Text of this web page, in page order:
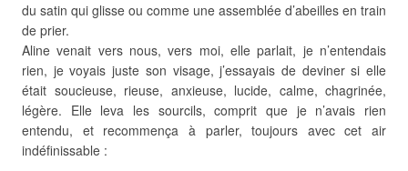
du satin qui glisse ou comme une assemblée d’abeilles en train
de prier.
Aline venait vers nous, vers moi, elle parlait, je n’entendais
rien, je voyais juste son visage, j’essayais de deviner si elle
était soucieuse, rieuse, anxieuse, lucide, calme, chagrinée,
légère. Elle leva les sourcils, comprit que je n’avais rien
entendu, et recommença à parler, toujours avec cet air
indéfinissable :